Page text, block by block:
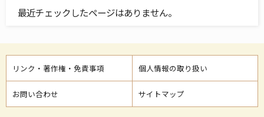
最近チェックしたページはありません。
リンク・著作権・免責事項 個人情報の取り扱い
お問い合わせ サイトマップ